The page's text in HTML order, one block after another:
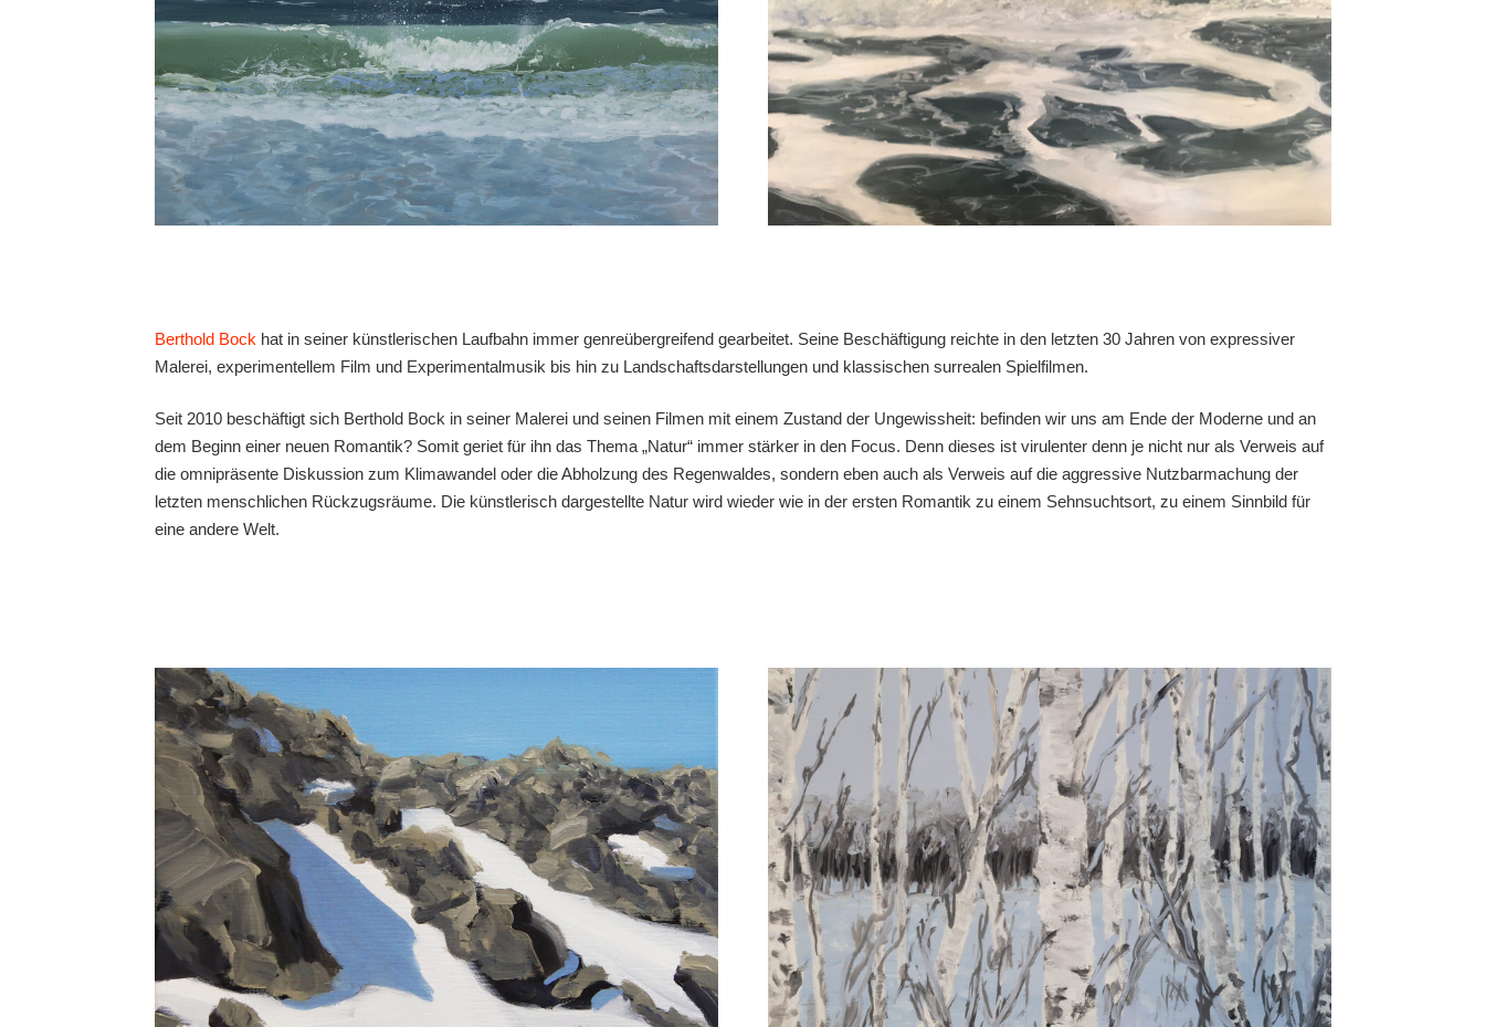
Berthold Bock hat in seiner künstlerischen Laufbahn immer genreübergreifend gearbeitet. Seine Beschäftigung reichte in den letzten 30 Jahren von expressiver
Malerei, experimentellem Film und Experimentalmusik bis hin zu Landschaftsdarstellungen und klassischen surrealen Spielfilmen.
Seit 2010 beschäftigt sich Berthold Bock in seiner Malerei und seinen Filmen mit einem Zustand der Ungewissheit: befinden wir uns am Ende der Moderne und an
dem Beginn einer neuen Romantik? Somit geriet für ihn das Thema „Natur“ immer stärker in den Focus. Denn dieses ist virulenter denn je nicht nur als Verweis auf
die omnipräsente Diskussion zum Klimawandel oder die Abholzung des Regenwaldes, sondern eben auch als Verweis auf die aggressive Nutzbarmachung der
letzten menschlichen Rückzugsräume. Die künstlerisch dargestellte Natur wird wieder wie in der ersten Romantik zu einem Sehnsuchtsort, zu einem Sinnbild für
eine andere Welt.